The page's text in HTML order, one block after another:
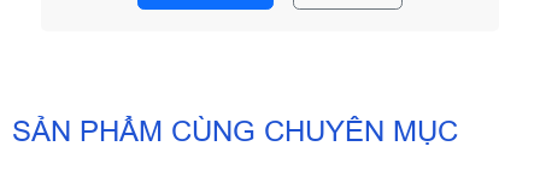
SẢN PHẨM CÙNG CHUYÊN MỤC